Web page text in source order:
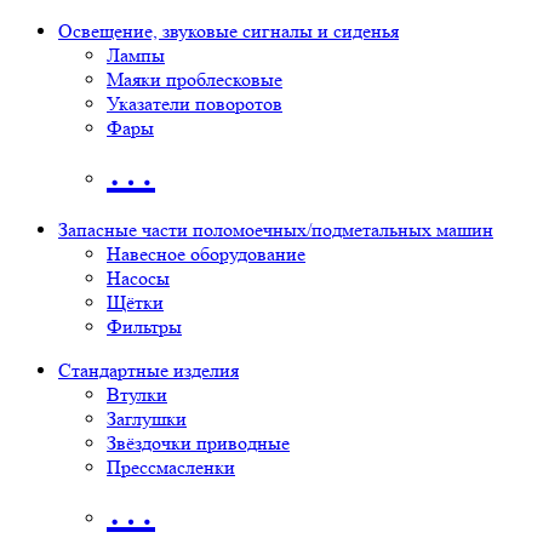
Освещение, звуковые сигналы и сиденья
Лампы
Маяки проблесковые
Указатели поворотов
Фары
…
Запасные части поломоечных/подметальных машин
Навесное оборудование
Насосы
Щётки
Фильтры
Стандартные изделия
Втулки
Заглушки
Звёздочки приводные
Прессмасленки
…